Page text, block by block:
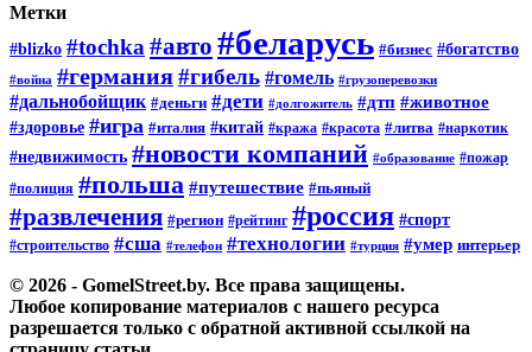
Метки
#blizko #tochka #авто #беларусь #бизнес #богатство
#война #германия#гибель #гомель #грузоперевозки
#дальнобойщик #деньги #дети #долгожитель #дтп #животное
#здоровье #игра #италия #китай #кража #красота #литва #наркотик
#недвижимость #новости компаний #образование #пожар
#полиция #польша #путешествие #пьяный
#развлечения #регион #рейтинг #россия #спорт
#строительство #сша #телефон #технологии #турция #умер интерьер
© 2026 - GomelStreet.by. Все права защищены.
Любое копирование материалов с нашего ресурса
разрешается только с обратной активной ссылкой на